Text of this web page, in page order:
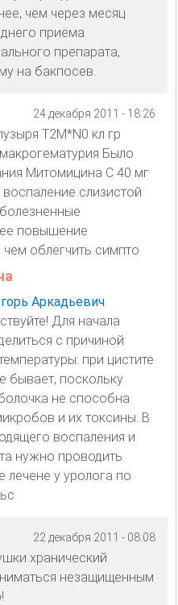
чем через месяц
приёма
препарата,
на бакпосев.
24 декабря 2011 - 18:26
Т2М*N0 кл гр
Было
Митомицина С 40 мг
слизистой
повышение
облегчить симпто
Аркадьевич
Для начала
с причиной
при цистите
бывает, поскольку
не способна
и их токсины. В
воспаления и
нужно проводить
лечене у уролога по
22 декабря 2011 - 08:08
хранический
незащищенным